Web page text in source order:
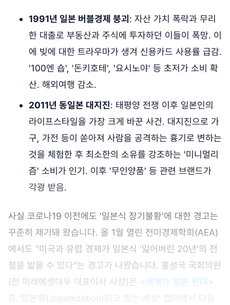
1991년 일본 버블경제 붕괴: 자산 가치 폭락과 무리
한 대출로 부동산과 주식에 투자하던 이들이 폭망. 이
에 빚에 대한 트라우마가 생겨 신용카드 사용률 급감.
'100엔 숍', '돈키호테', '요시노야' 등 초저가 소비 확
산. 해외여행 감소.
2011년 동일본 대지진: 태평양 전쟁 이후 일본인의
라이프스타일을 가장 크게 바꾼 사건. 대지진으로 가
구, 가전 등이 쏟아져 사람을 공격하는 흉기로 변하는
것을 체험한 후 최소한의 소유를 강조하는 '미니멀리
즘' 소비가 인기. 이후 '무인양품' 등 관련 브랜드가
각광 받음.
사실 코로나19 이전에도 '일본식 장기불황'에 대한 경고는
꾸준히 제기돼 왔습니다. 올 1월 열린 전미경제학회(AEA)
에서도 "미국과 유럽 경제가 일본식 '잃어버린 20년'의 전
철을 밟을 수 있다"는 경고가 나왔습니다. 홍성국 국회의원
(전 미래에셋대우 대표이사 사장)은 <세계가 일본 된다>
중 '일본화(Japanization)되고 있는 세상' 챕터에서 다음